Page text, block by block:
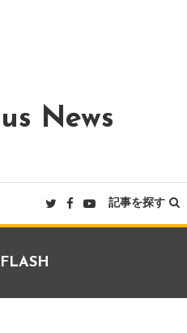
News
記事を探す
FLASH